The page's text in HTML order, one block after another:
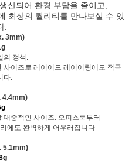
산되어 환경 부담을 줄이고,
최상의 퀄리티를 만나보실 수 있
.
3mm)
의 정석.
이즈로 레이어드 레이어링에도 적극
다.
4.4mm)
중적인 사이즈. 오피스룩부터
에도 완벽하게 어우러집니다
5.1mm)